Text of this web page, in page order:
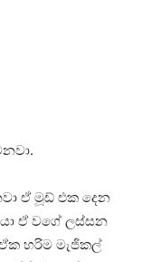
ඒ මූඩ් එක දෙන
ඒ වගේ ලස්සන
හරිම මැජිකල්